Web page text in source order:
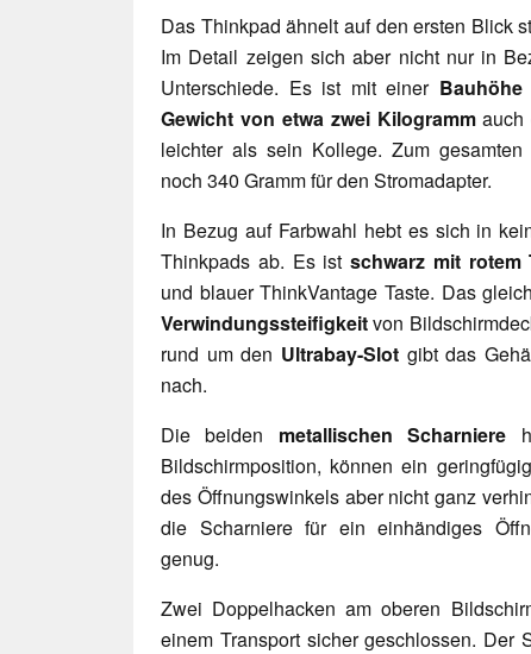
Das Thinkpad ähnelt auf den ersten Blick
Im Detail zeigen sich aber nicht nur in
Unterschiede. Es ist mit einer
Gewicht von etwa zwei Kilogrammauch
leichter als sein Kollege. Zum gesamten
noch 340 Gramm für den Stromadapter.
In Bezug auf Farbwahl hebt es sich in
Thinkpads ab. Es istschwarz mit rotem
und blauer ThinkVantage Taste. Das
Verwindungssteifigkeitvon
rund um den Ultrabay-Slot gibt das
nach.
Die beiden metallischen Scharniere
Bildschirmposition, können ein
des Öffnungswinkels aber nicht ganz
die Scharniere für ein einhändiges
genug.
Zwei Doppelhacken am oberen
einem Transport sicher geschlossen. Der